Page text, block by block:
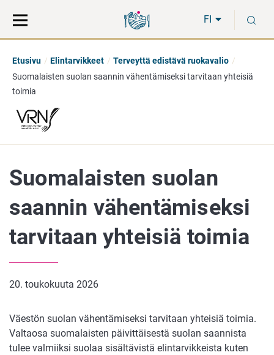
suoraan
sisältöön
koko
sivuston
FI
Etusivu Elintarvikkeet
Terveyttä edistävä ruokavalio
Suomalaisten suolan saannin vähentämiseksi tarvitaan yhteisiä
toimia
Suomalaisten suolan
saannin vähentämiseksi
tarvitaan yhteisiä toimia
20. toukokuuta 2026
Väestön suolan vähentämiseksi tarvitaan yhteisiä toimia.
Valtaosa suomalaisten päivittäisestä suolan saannista
tulee valmiiksi suolaa sisältävistä elintarvikkeista kuten